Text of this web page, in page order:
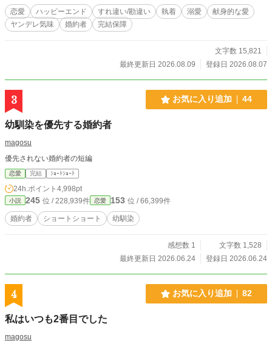
恋愛 ハッピーエンド すれ違い/勘違い 執着 溺愛
献身的な愛
ヤンデレ気味
婚約者 完結保障
文字数 15,821
最終更新日 2026.08.09
登録日 2026.08.07
3 お気に入り追加 44
幼馴染を優先する婚約者
magosu
優先されない婚約者の短編
恋愛 完結 ｼｮｰﾄｼｮｰﾄ
24h.ポイント 4,998pt
小説 245 位 / 228,939件 恋愛 153 位 / 66,399件
婚約者 ショートショート 幼馴染
感想数 1
文字数 1,528
最終更新日 2026.06.24
登録日 2026.06.24
4 お気に入り追加 82
私はいつも2番目でした
magosu